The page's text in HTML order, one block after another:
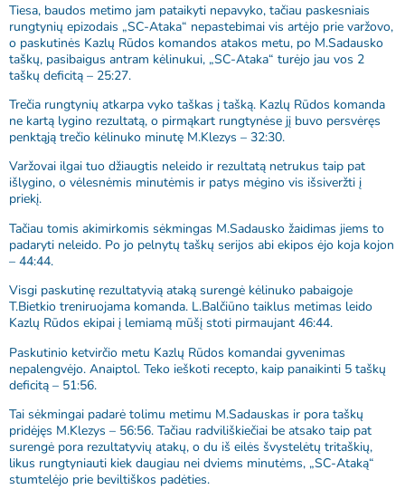
Tiesa, baudos metimo jam pataikyti nepavyko, tačiau paskesniais
rungtynių epizodais „SC-Ataka“ nepastebimai vis artėjo prie varžovo,
o paskutinės Kazlų Rūdos komandos atakos metu, po M.Sadausko
taškų, pasibaigus antram kėlinukui, „SC-Ataka“ turėjo jau vos 2
taškų deficitą – 25:27.
Trečia rungtynių atkarpa vyko taškas į tašką. Kazlų Rūdos komanda
ne kartą lygino rezultatą, o pirmąkart rungtynėse jį buvo persvėręs
penktąją trečio kėlinuko minutę M.Klezys – 32:30.
Varžovai ilgai tuo džiaugtis neleido ir rezultatą netrukus taip pat
išlygino, o vėlesnėmis minutėmis ir patys mėgino vis išsiveržti į
priekį.
Tačiau tomis akimirkomis sėkmingas M.Sadausko žaidimas jiems to
padaryti neleido. Po jo pelnytų taškų serijos abi ekipos ėjo koja kojon
– 44:44.
Visgi paskutinę rezultatyvią ataką surengė kėlinuko pabaigoje
T.Bietkio treniruojama komanda. L.Balčiūno taiklus metimas leido
Kazlų Rūdos ekipai į lemiamą mūšį stoti pirmaujant 46:44.
Paskutinio ketvirčio metu Kazlų Rūdos komandai gyvenimas
nepalengvėjo. Anaiptol. Teko ieškoti recepto, kaip panaikinti 5 taškų
deficitą – 51:56.
Tai sėkmingai padarė tolimu metimu M.Sadauskas ir pora taškų
pridėjęs M.Klezys – 56:56. Tačiau radviliškiečiai be atsako taip pat
surengė pora rezultatyvių atakų, o du iš eilės švystelėtų tritaškių,
likus rungtyniauti kiek daugiau nei dviems minutėms, „SC-Ataką“
stumtelėjo prie beviltiškos padėties.